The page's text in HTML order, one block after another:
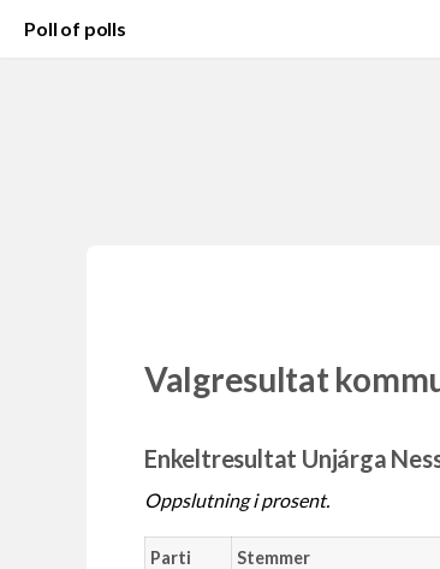
Poll of polls
Valgresultat
Enkeltresultat Unjárga
Oppslutning i prosent.
Parti Stemmer